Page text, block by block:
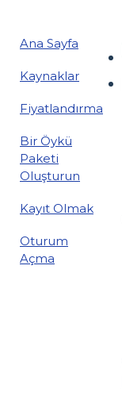
Ana Sayfa
Kaynaklar
Fiyatlandırma
Bir Öykü
Paketi
Oluşturun
Kayıt Olmak
Oturum
Açma